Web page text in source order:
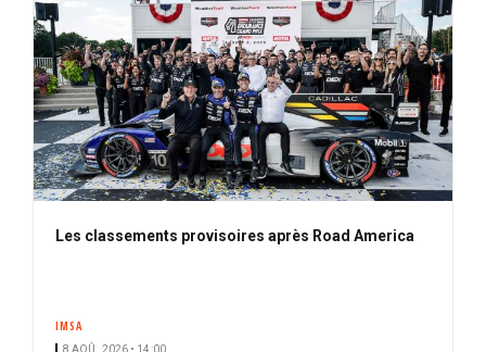
Les classements provisoires après Road America
IMSA
8 AOÛ. 2026 • 14:00